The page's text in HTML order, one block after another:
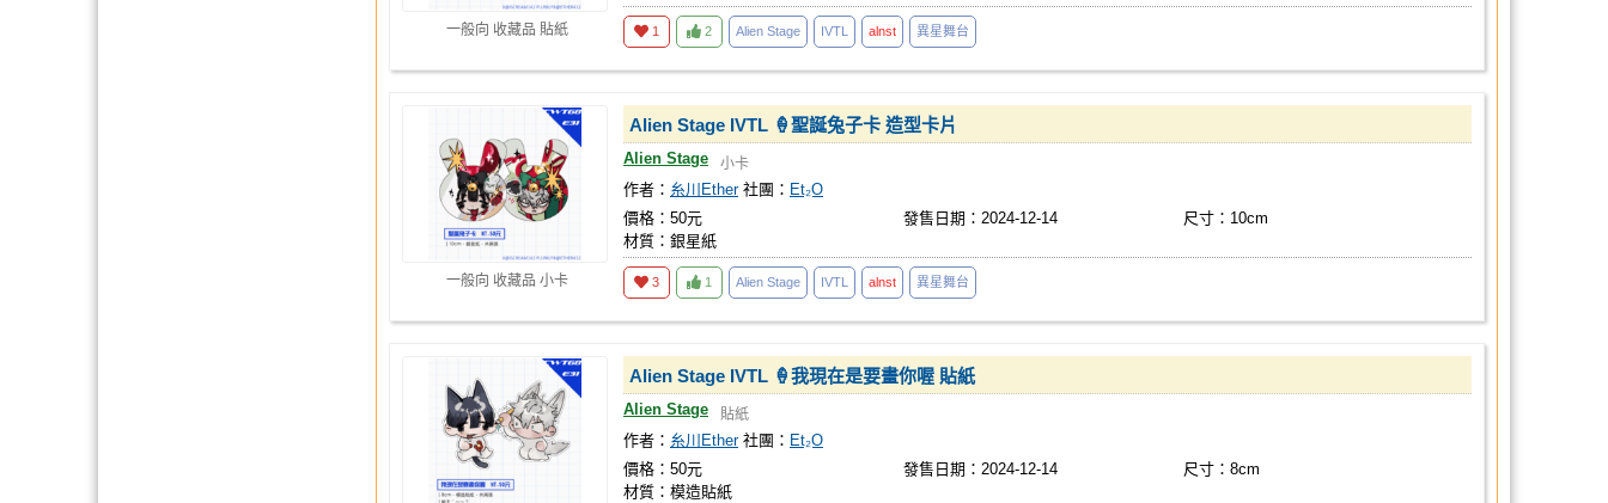
一般向 收藏品 貼紙 1 2 Alien Stage IVTL alnst 異星舞台
一般向 收藏品 小卡
Alien Stage IVTL 🍦聖誕兔子卡 造型卡片
Alien Stage 小卡
作者： 糸川Ether 社團： Et₂O
價格：50元
發售日期：2024-12-14
尺寸：10cm
材質：銀星紙
3 1 Alien Stage IVTL alnst 異星舞台
Alien Stage IVTL 🍦我現在是要畫你喔 貼紙
Alien Stage 貼紙
作者： 糸川Ether 社團： Et₂O
價格：50元
發售日期：2024-12-14
尺寸：8cm
材質：模造貼紙